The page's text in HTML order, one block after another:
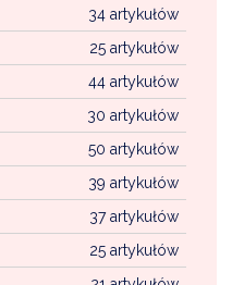
34 artykułów
25 artykułów
44 artykułów
30 artykułów
50 artykułów
39 artykułów
37 artykułów
25 artykułów